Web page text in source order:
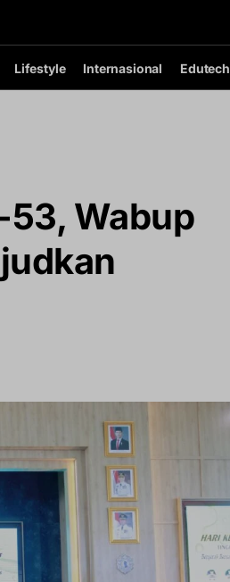
Lifestyle Internasional Edutech
53, Wabup